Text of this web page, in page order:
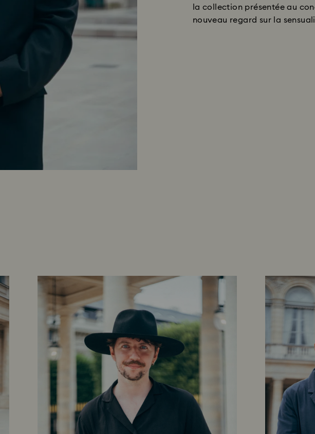
la collection présentée au
nouveau regard sur la